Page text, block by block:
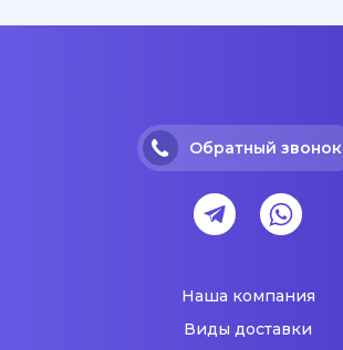
Обратный звонок
Наша компания
Виды доставки